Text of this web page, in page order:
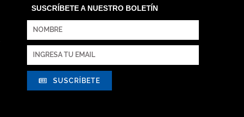
SUSCRÍBETE A NUESTRO BOLETÍN
SUSCRÍBETE